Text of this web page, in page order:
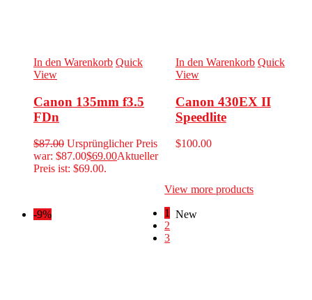
In den Warenkorb Quick
View
Canon 135mm f3.5
FDn
$87.00 Ursprünglicher Preis
war: $87.00$69.00Aktueller
Preis ist: $69.00.
In den Warenkorb Quick
View
Canon 430EX II
Speedlite
$100.00
-9% New
View more products
1
2
3